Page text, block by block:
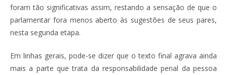
foram tão significativas assim, restando a sensação de que o
parlamentar fora menos aberto às sugestões de seus pares,
nesta segunda etapa.
Em linhas gerais, pode-se dizer que o texto final agrava ainda
mais a parte que trata da responsabilidade penal da pessoa